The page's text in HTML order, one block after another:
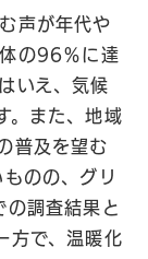
声が年代や
の96％に達
いえ、気候
。また、地域
普及を望む
のの、グリ
の調査結果と
方で、温暖化